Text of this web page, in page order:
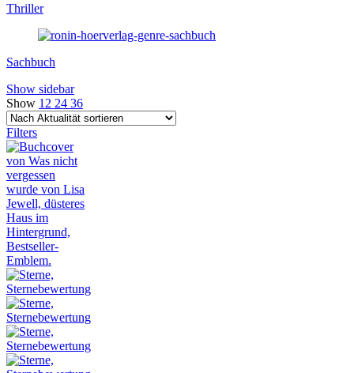
Thriller
Sachbuch
Show sidebar
Show 12 24 36
Filters